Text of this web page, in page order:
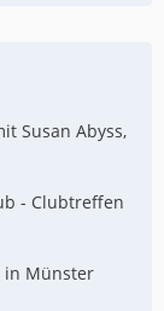
Susan Abyss,
- Clubtreffen
in Münster